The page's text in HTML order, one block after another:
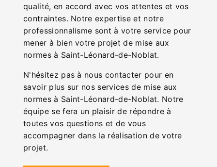
qualité, en accord avec vos attentes et vos
contraintes. Notre expertise et notre
professionnalisme sont à votre service pour
mener à bien votre projet de mise aux
normes à Saint-Léonard-de-Noblat.
N'hésitez pas à nous contacter pour en
savoir plus sur nos services de mise aux
normes à Saint-Léonard-de-Noblat. Notre
équipe se fera un plaisir de répondre à
toutes vos questions et de vous
accompagner dans la réalisation de votre
projet.